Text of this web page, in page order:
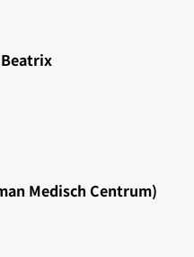
Medisch Centrum)